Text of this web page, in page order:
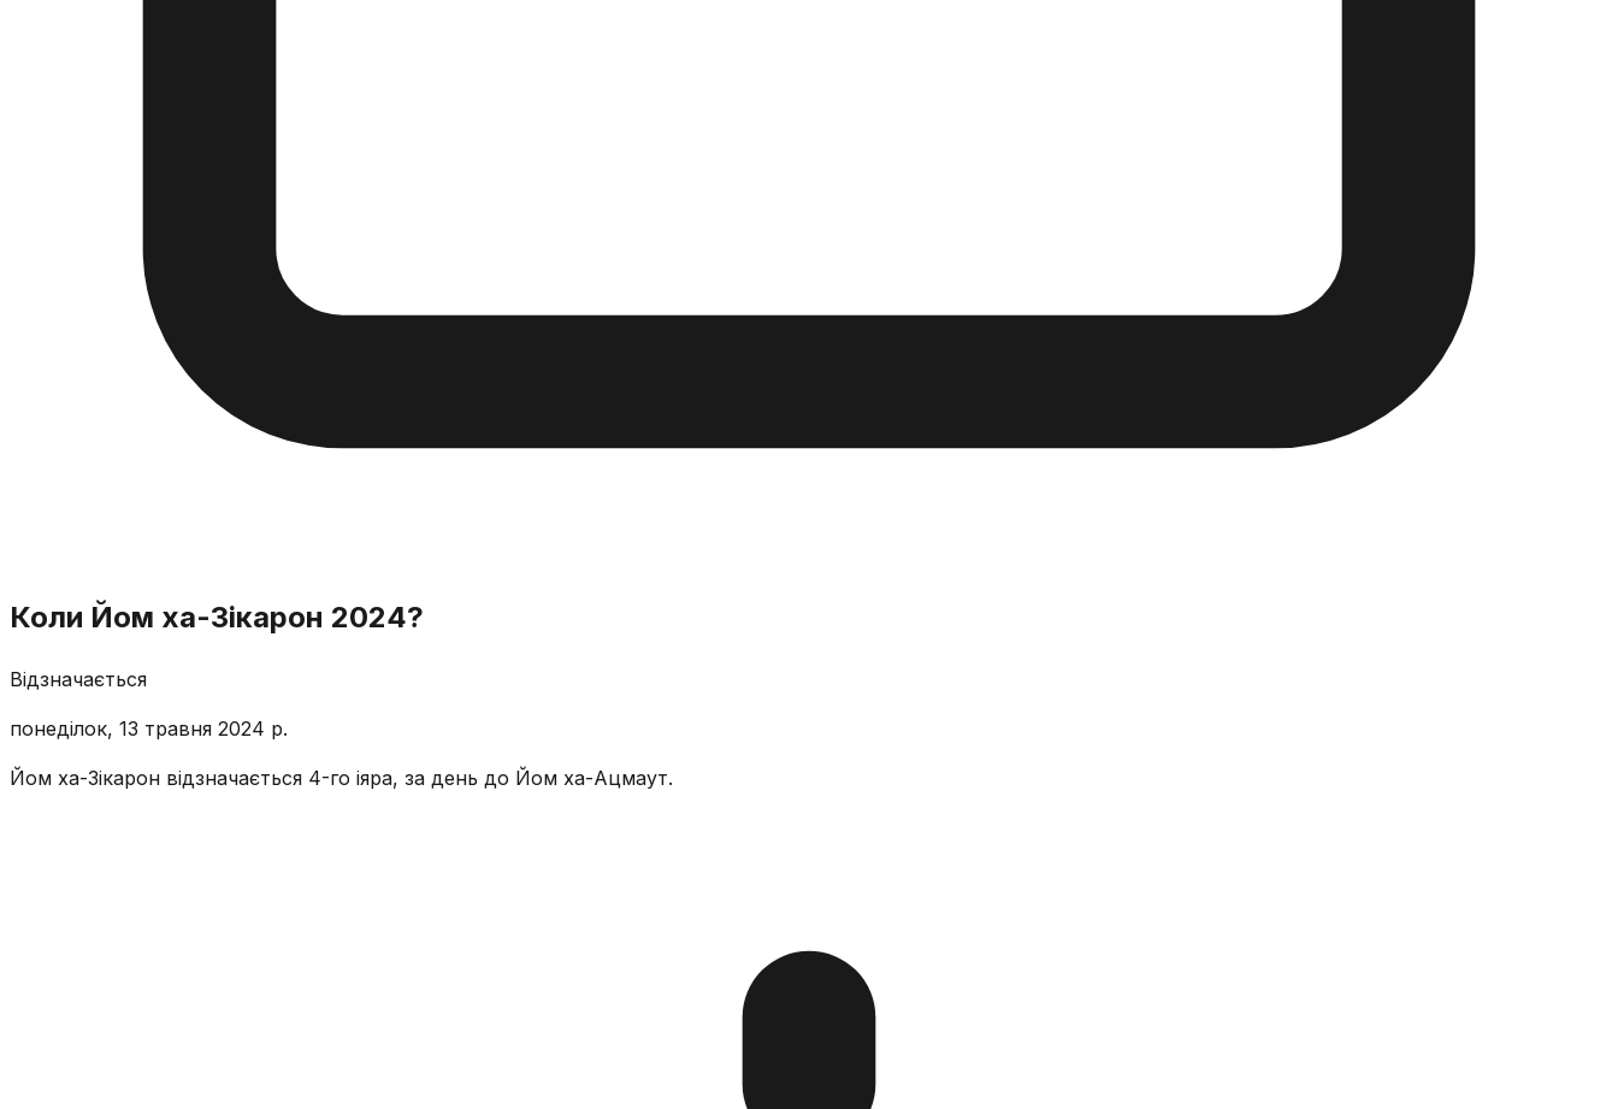
Коли Йом ха-Зікарон 2024?
Відзначається
понеділок, 13 травня 2024 р.
Йом ха-Зікарон відзначається 4-го іяра, за день до Йом ха-Ацмаут.